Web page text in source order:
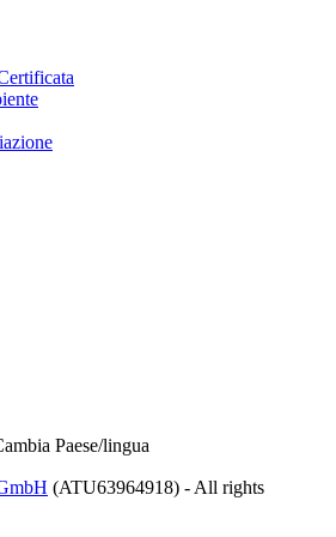
Paese/lingua
(ATU63964918) - All rights